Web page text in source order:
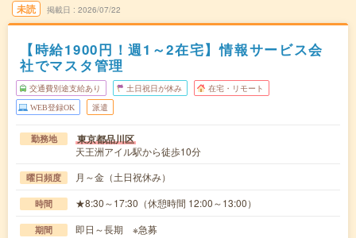
未読 掲載日 2026/07/22
【時給1900円！週1～2在宅】情報サービス会
社でマスタ管理
交通費別途支給あり 土日祝日が休み 在宅・リモート
WEB登録OK 派遣
勤務地 東京都品川区
天王洲アイル駅から徒歩10分
曜日頻度 月～金（土日祝休み）
時間 ★8:30～17:30（休憩時間 12:00～13:00）
期間 即日～長期 ※急募